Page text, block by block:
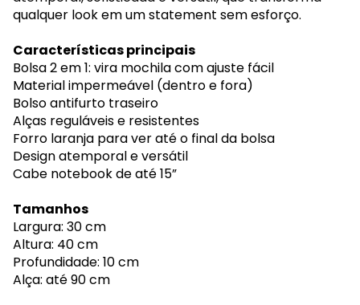
qualquer look em um statement sem esforço.
Características principais
Bolsa 2 em 1: vira mochila com ajuste fácil
Material impermeável (dentro e fora)
Bolso antifurto traseiro
Alças reguláveis e resistentes
Forro laranja para ver até o final da bolsa
Design atemporal e versátil
Cabe notebook de até 15”
Tamanhos
Largura: 30 cm
Altura: 40 cm
Profundidade: 10 cm
Alça: até 90 cm